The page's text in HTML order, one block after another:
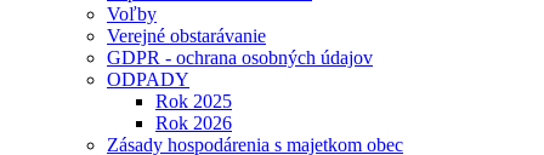
Voľby
Verejné obstarávanie
GDPR - ochrana osobných údajov
ODPADY
Rok 2025
Rok 2026
Zásady hospodárenia s majetkom obec